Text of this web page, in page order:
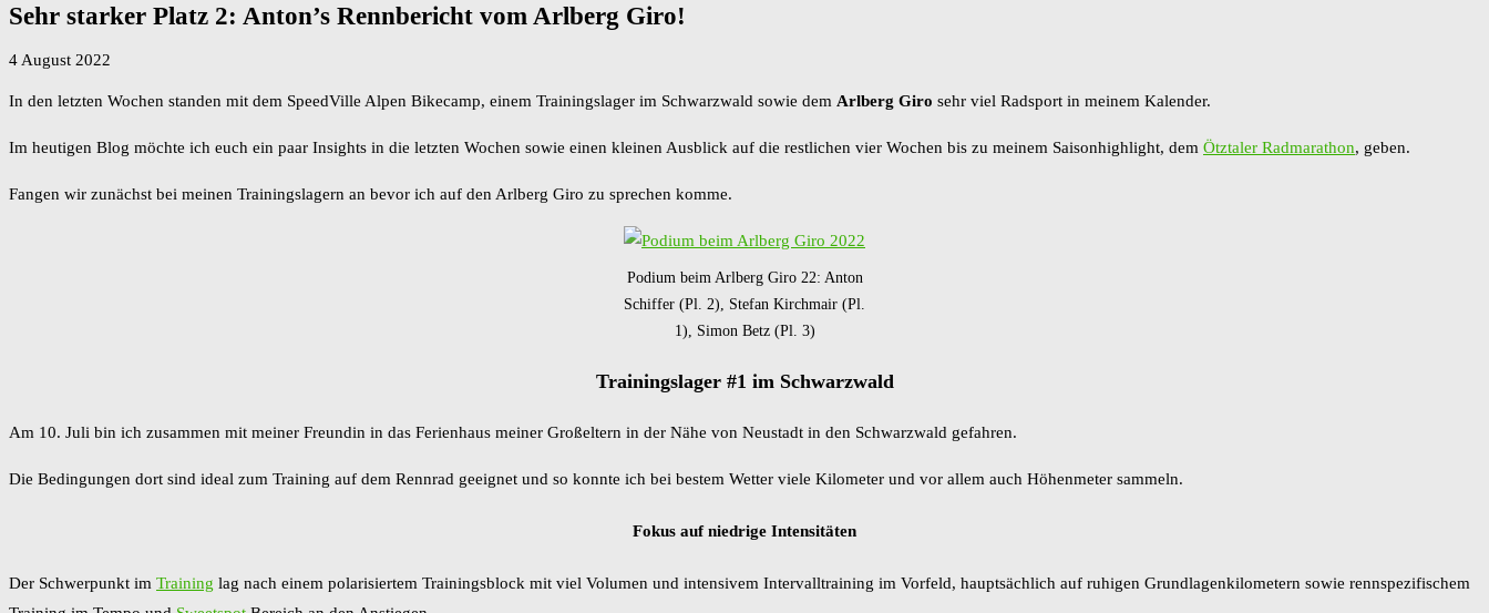
Sehr starker Platz 2: Anton’s Rennbericht vom Arlberg Giro!
4 August 2022
In den letzten Wochen standen mit dem SpeedVille Alpen Bikecamp, einem Trainingslager im Schwarzwald sowie dem Arlberg Giro sehr viel Radsport in meinem Kalender.
Im heutigen Blog möchte ich euch ein paar Insights in die letzten Wochen sowie einen kleinen Ausblick auf die restlichen vier Wochen bis zu meinem Saisonhighlight, dem Ötztaler Radmarathon, geben.
Fangen wir zunächst bei meinen Trainingslagern an bevor ich auf den Arlberg Giro zu sprechen komme.
Podium beim Arlberg Giro 22: Anton
Schiffer (Pl. 2), Stefan Kirchmair (Pl.
1), Simon Betz (Pl. 3)
Trainingslager #1 im Schwarzwald
Am 10. Juli bin ich zusammen mit meiner Freundin in das Ferienhaus meiner Großeltern in der Nähe von Neustadt in den Schwarzwald gefahren.
Die Bedingungen dort sind ideal zum Training auf dem Rennrad geeignet und so konnte ich bei bestem Wetter viele Kilometer und vor allem auch Höhenmeter sammeln.
Fokus auf niedrige Intensitäten
Der Schwerpunkt im Training lag nach einem polarisiertem Trainingsblock mit viel Volumen und intensivem Intervalltraining im Vorfeld, hauptsächlich auf ruhigen Grundlagenkilometern sowie rennspezifischem